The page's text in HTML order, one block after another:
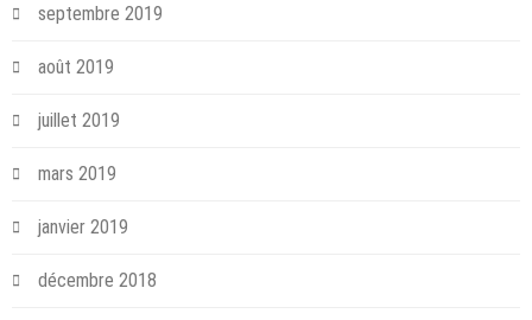
septembre 2019
août 2019
juillet 2019
mars 2019
janvier 2019
décembre 2018